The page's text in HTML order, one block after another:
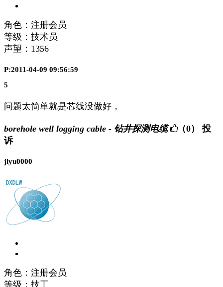
角色：注册会员
等级：技术员
声望： 1356
P:2011-04-09 09:56:59
5
问题太简单就是芯线没做好，
borehole well logging cable - 钻井探测电缆 （0）
投
诉
jlyu0000
角色：注册会员
等级：技工